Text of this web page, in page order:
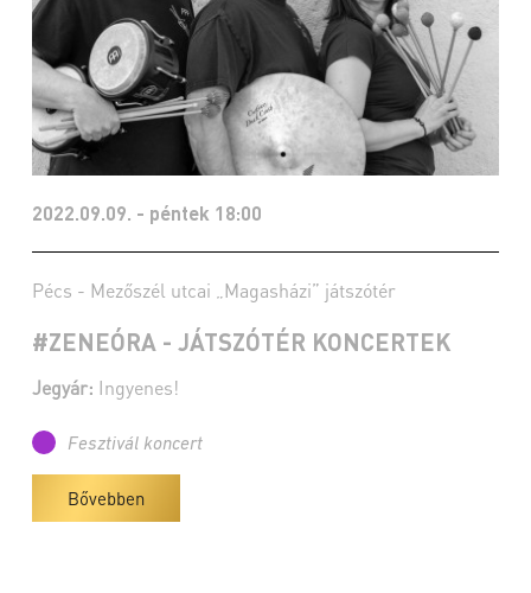
2022.09.09. - péntek 18:00
Pécs - Mezőszél utcai „Magasházi” játszótér
#ZENEÓRA - JÁTSZÓTÉR KONCERTEK
Jegyár: Ingyenes!
Fesztivál koncert
Bővebben